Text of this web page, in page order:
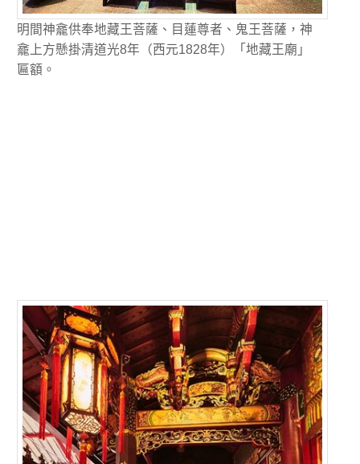
明間神龕供奉地藏王菩薩、目蓮尊者、鬼王菩薩，神
龕上方懸掛清道光8年（西元1828年）「地藏王廟」
匾額。